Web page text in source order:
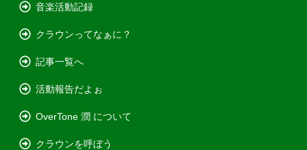
音楽活動記録
クラウンってなぁに？
記事一覧へ
活動報告だよぉ
OverTone 潤 について
クラウンを呼ぼう